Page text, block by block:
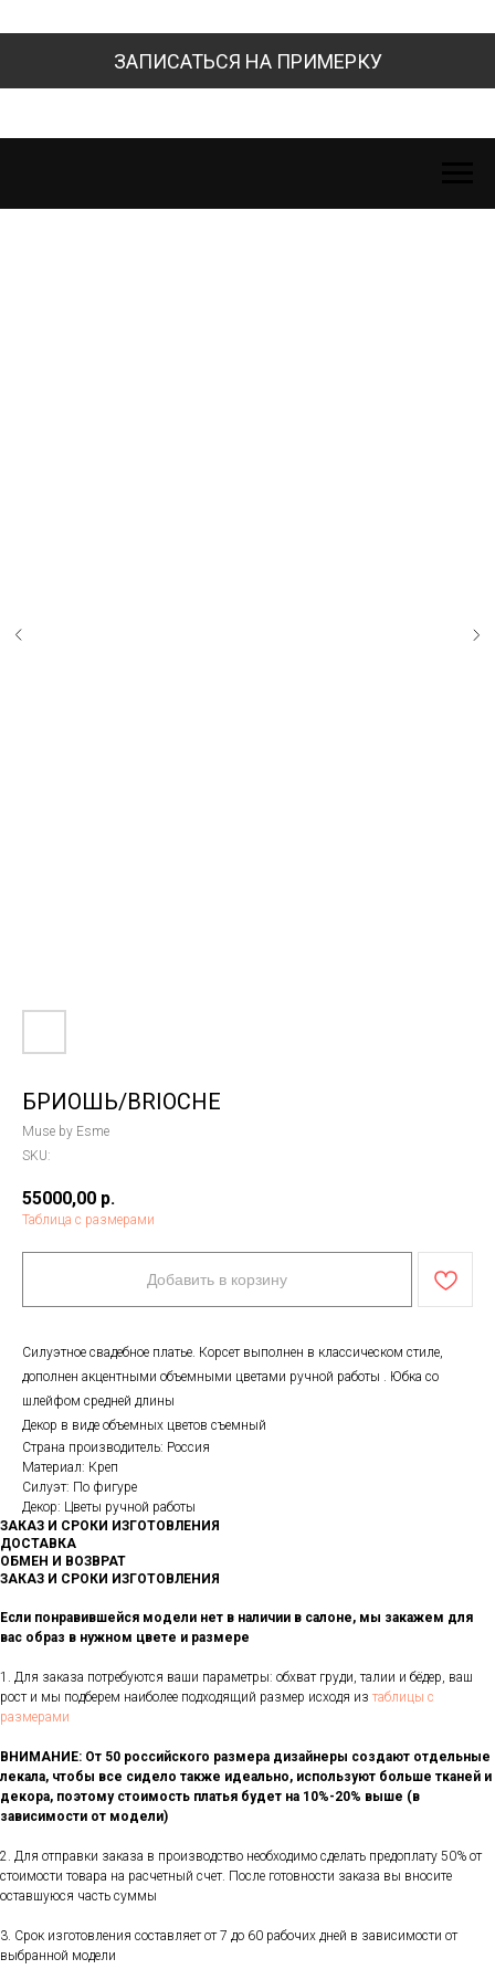
ЗАПИСАТЬСЯ НА ПРИМЕРКУ
БРИОШЬ/BRIOCHE
Muse by Esme
SKU:
55000,00 р.
Таблица с размерами
Добавить в корзину
Силуэтное свадебное платье. Корсет выполнен в классическом стиле,
дополнен акцентными объемными цветами ручной работы . Юбка со
шлейфом средней длины
Декор в виде объемных цветов съемный
Страна производитель: Россия
Материал: Креп
Силуэт: По фигуре
Декор: Цветы ручной работы
ЗАКАЗ И СРОКИ ИЗГОТОВЛЕНИЯ
ДОСТАВКА
ОБМЕН И ВОЗВРАТ
ЗАКАЗ И СРОКИ ИЗГОТОВЛЕНИЯ
Если понравившейся модели нет в наличии в салоне, мы закажем для
вас образ в нужном цвете и размере
1. Для заказа потребуются ваши параметры: обхват груди, талии и бёдер, ваш
рост и мы подберем наиболее подходящий размер исходя из таблицы с
размерами
ВНИМАНИЕ: От 50 российского размера дизайнеры создают отдельные
лекала, чтобы все сидело также идеально, используют больше тканей и
декора, поэтому стоимость платья будет на 10%-20% выше (в
зависимости от модели)
2. Для отправки заказа в производство необходимо сделать предоплату 50% от
стоимости товара на расчетный счет. После готовности заказа вы вносите
оставшуюся часть суммы
3. Срок изготовления составляет от 7 до 60 рабочих дней в зависимости от
выбранной модели